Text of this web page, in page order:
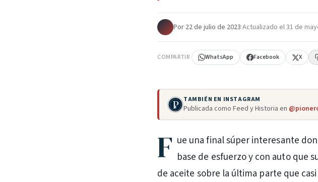
Por·22 de julio de 2023·Actualizado el31 de
COMPARTIR WhatsApp Facebook X
TAMBIÉN EN INSTAGRAM
Publicada como Feed y Historia en
F ue una final súper interesante
base de esfuerzo y con auto que
de aceite sobre la última parte que